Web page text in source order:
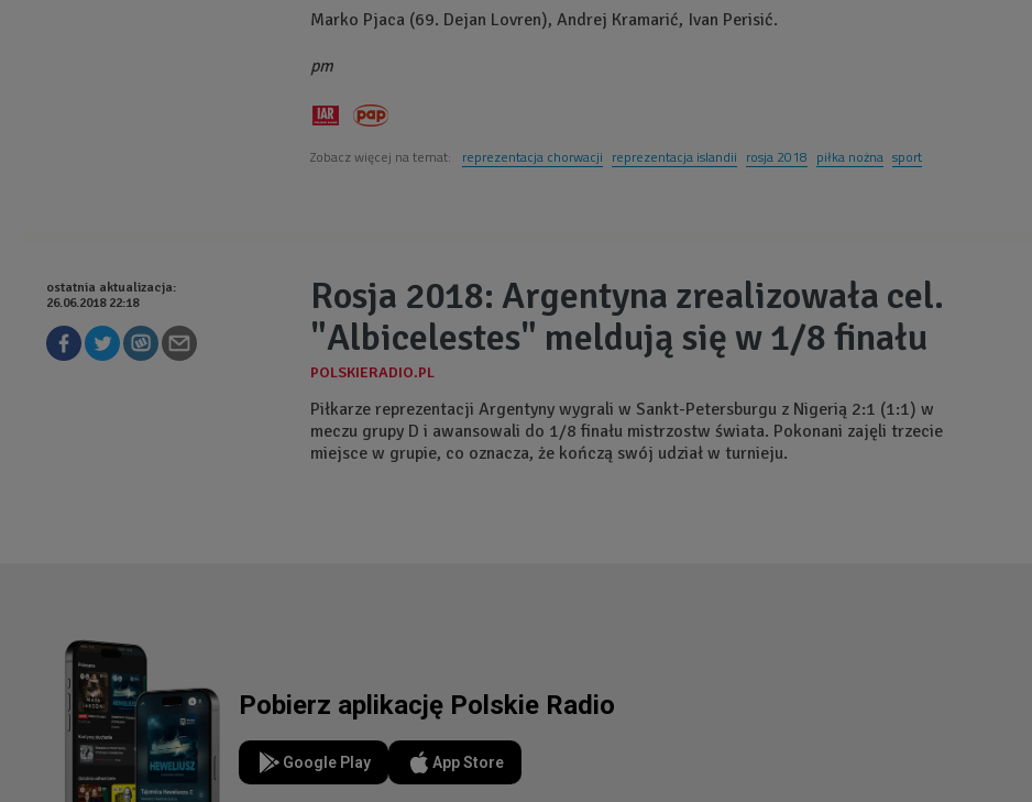
Marko Pjaca (69. Dejan Lovren), Andrej Kramarić, Ivan Perisić.
pm
Zobacz więcej na temat: reprezentacja chorwacji reprezentacja islandii rosja 2018 piłka nożna sport
Rosja 2018: Argentyna zrealizowała cel.
"Albicelestes" meldują się w 1/8 finału
ostatnia aktualizacja:
26.06.2018 22:18
Piłkarze reprezentacji Argentyny wygrali w Sankt-Petersburgu z Nigerią 2:1 (1:1) w
meczu grupy D i awansowali do 1/8 finału mistrzostw świata. Pokonani zajęli trzecie
miejsce w grupie, co oznacza, że kończą swój udział w turnieju.
Pobierz aplikację Polskie Radio
Google Play App Store